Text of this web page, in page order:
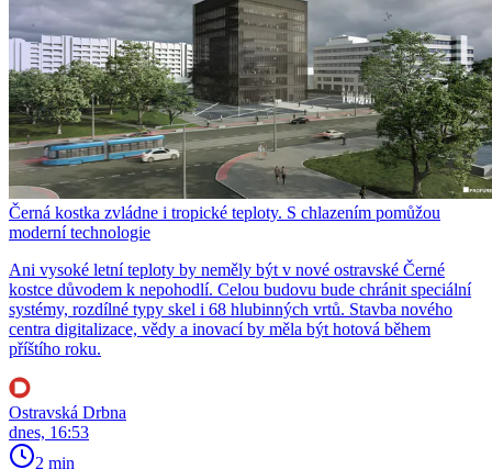
Černá kostka zvládne i tropické teploty. S chlazením pomůžou
moderní technologie
Ani vysoké letní teploty by neměly být v nové ostravské Černé
kostce důvodem k nepohodlí. Celou budovu bude chránit speciální
systémy, rozdílné typy skel i 68 hlubinných vrtů. Stavba nového
centra digitalizace, vědy a inovací by měla být hotová během
příštího roku.
Ostravská Drbna
dnes, 16:53
2 min